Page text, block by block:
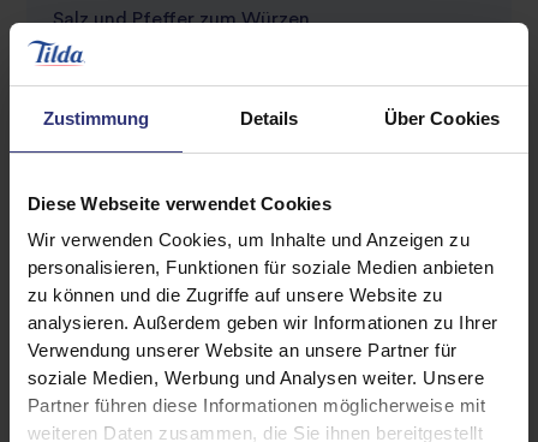
Zustimmung Details Über Cookies
Diese Webseite verwendet Cookies
Wir verwenden Cookies, um Inhalte und Anzeigen zu
personalisieren, Funktionen für soziale Medien anbieten
zu können und die Zugriffe auf unsere Website zu
analysieren. Außerdem geben wir Informationen zu Ihrer
Verwendung unserer Website an unsere Partner für
soziale Medien, Werbung und Analysen weiter. Unsere
Partner führen diese Informationen möglicherweise mit
weiteren Daten zusammen, die Sie ihnen bereitgestellt
Salz und Pfeffer zum Würzen
Ähnliche Rezepte entdecken
Chili